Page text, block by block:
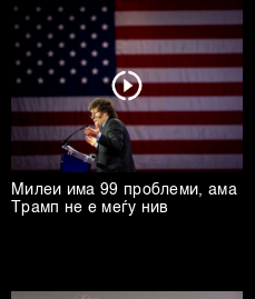
Милеи има 99 проблеми, ама
Трамп не е меѓу нив